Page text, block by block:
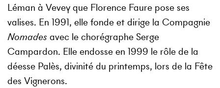
Léman à Vevey que Florence Faure pose ses
valises. En 1991, elle fonde et dirige la Compagnie
Nomadesavec le chorégraphe Serge
Campardon. Elle endosse en 1999 le rôle de la
déesse Palès, divinité du printemps, lors de la Fête
des Vignerons.